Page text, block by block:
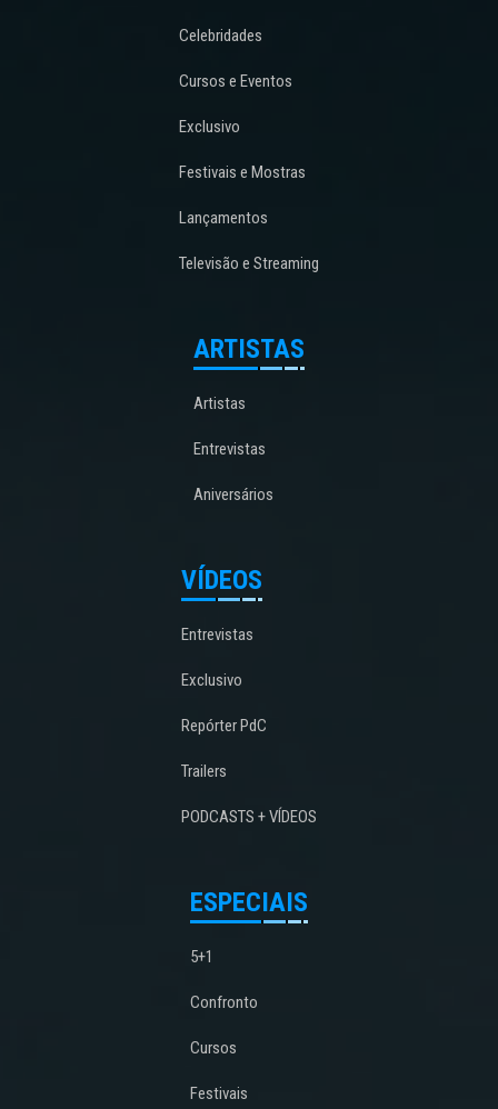
Celebridades
Cursos e Eventos
Exclusivo
Festivais e Mostras
Lançamentos
Televisão e Streaming
ARTISTAS
Artistas
Entrevistas
Aniversários
VÍDEOS
Entrevistas
Exclusivo
Repórter PdC
Trailers
PODCASTS + VÍDEOS
ESPECIAIS
5+1
Confronto
Cursos
Festivais